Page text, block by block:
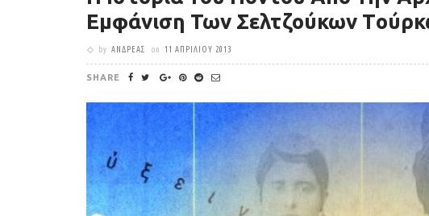
Εμφάνιση Των Σελτζούκων
by ΑΝΔΡΈΑΣ on 11 ΑΠΡΙΛΊΟΥ 2013
SHARE